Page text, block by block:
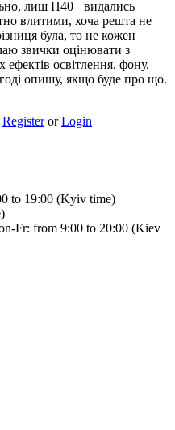
лиш Н40+ видались
влитими, хоча решта не
була, то не кожен
звички оцінювати з
ефектів освітлення, фону,
опишу, якщо буде про що.
RegisterorLogin
to 19:00 (Kyiv time)
Fr: from 9:00 to 20:00 (Kiev